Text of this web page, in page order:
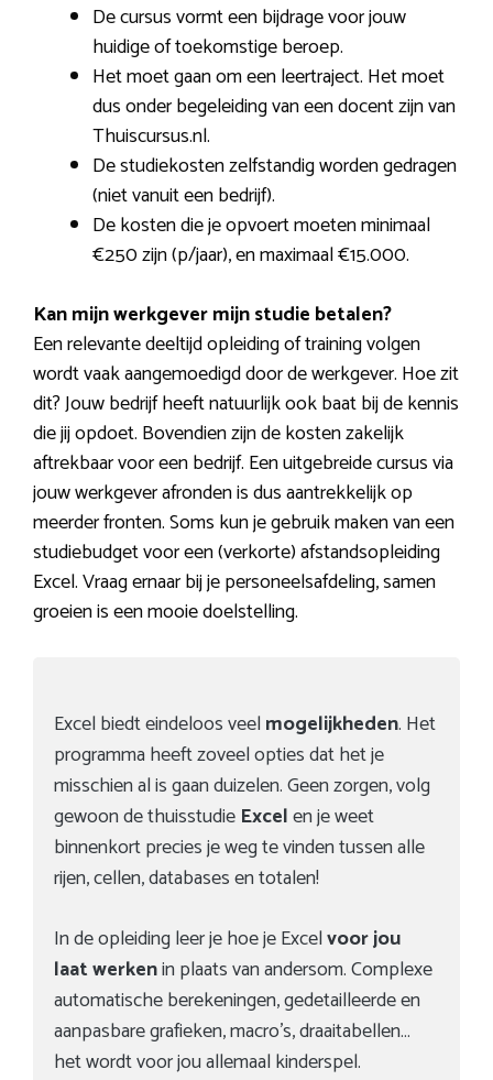
De cursus vormt een bijdrage voor jouw
huidige of toekomstige beroep.
Het moet gaan om een leertraject. Het moet
dus onder begeleiding van een docent zijn van
Thuiscursus.nl.
De studiekosten zelfstandig worden gedragen
(niet vanuit een bedrijf).
De kosten die je opvoert moeten minimaal
€250 zijn (p/jaar), en maximaal €15.000.
Kan mijn werkgever mijn studie betalen?
Een relevante deeltijd opleiding of training volgen
wordt vaak aangemoedigd door de werkgever. Hoe zit
dit? Jouw bedrijf heeft natuurlijk ook baat bij de kennis
die jij opdoet. Bovendien zijn de kosten zakelijk
aftrekbaar voor een bedrijf. Een uitgebreide cursus via
jouw werkgever afronden is dus aantrekkelijk op
meerder fronten. Soms kun je gebruik maken van een
studiebudget voor een (verkorte) afstandsopleiding
Excel. Vraag ernaar bij je personeelsafdeling, samen
groeien is een mooie doelstelling.
Excel biedt eindeloos veelmogelijkheden. Het
programma heeft zoveel opties dat het je
misschien al is gaan duizelen. Geen zorgen, volg
gewoon de thuisstudie Excelen je weet
binnenkort precies je weg te vinden tussen alle
rijen, cellen, databases en totalen!
In de opleiding leer je hoe je Excelvoor jou
laat werkenin plaats van andersom. Complexe
automatische berekeningen, gedetailleerde en
aanpasbare grafieken, macro’s, draaitabellen…
het wordt voor jou allemaal kinderspel.